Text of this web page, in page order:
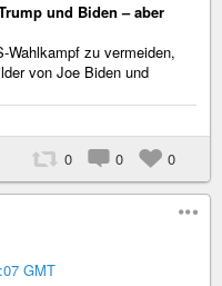
und Biden – aber
Wahlkampf zu vermeiden,
von Joe Biden und
0 0 0
GMT